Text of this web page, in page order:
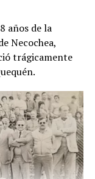
junto a sus
una zanja.
animales, se
humanos. DIB
años de la
Necochea,
trágicamente